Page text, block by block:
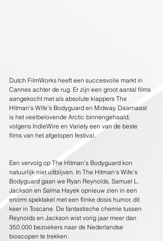
Dutch FilmWorks heeft een succesvolle markt in
Cannes achter de rug. Er zijn een groot aantal films
aangekocht met als absolute klappers The
Hitman's Wife's Bodyguard en Midway. Daarnaast
is het veelbelovende Arctic binnengehaald,
volgens IndieWire en Variety een van de beste
films van het afgelopen festival.
Een vervolg op The Hitman's Bodyguard kon
natuurlijk niet uitblijven. In The Hitman's Wife's
Bodyguard gaan we Ryan Reynolds, Samuel L.
Jackson en Salma Hayek opnieuw zien in een
enorm spektakel met een flinke dosis humor, dit
keer in Toscane. De fantastische chemie tussen
Reynolds en Jackson wist vorig jaar meer dan
350.000 bezoekers naar de Nederlandse
bioscopen te trekken.